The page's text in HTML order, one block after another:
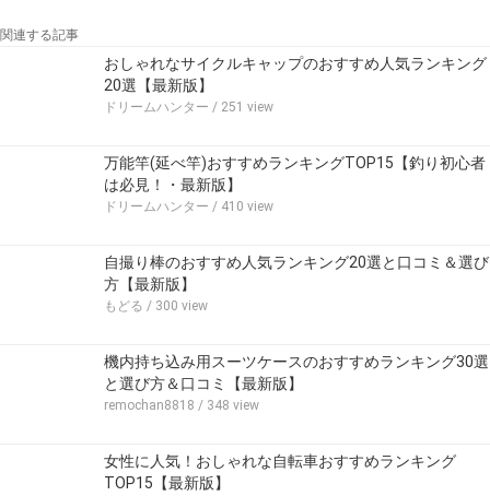
関連する記事
おしゃれなサイクルキャップのおすすめ人気ランキング
20選【最新版】
ドリームハンター / 251 view
万能竿(延べ竿)おすすめランキングTOP15【釣り初心者
は必見！・最新版】
ドリームハンター / 410 view
自撮り棒のおすすめ人気ランキング20選と口コミ＆選び
方【最新版】
もどる / 300 view
機内持ち込み用スーツケースのおすすめランキング30選
と選び方＆口コミ【最新版】
remochan8818 / 348 view
女性に人気！おしゃれな自転車おすすめランキング
TOP15【最新版】